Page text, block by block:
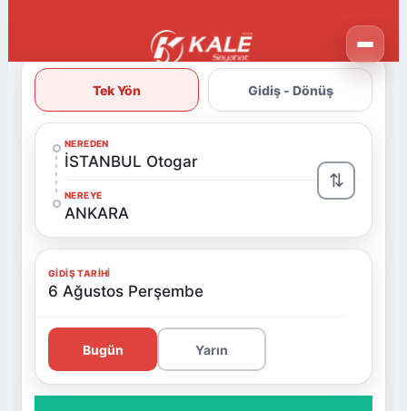
Tek Yön Gidiş - Dönüş
NEREDEN
İSTANBUL Otogar
NEREYE
ANKARA
⇅
GIDIŞ TARIHI
6 Ağustos Perşembe
Bugün Yarın